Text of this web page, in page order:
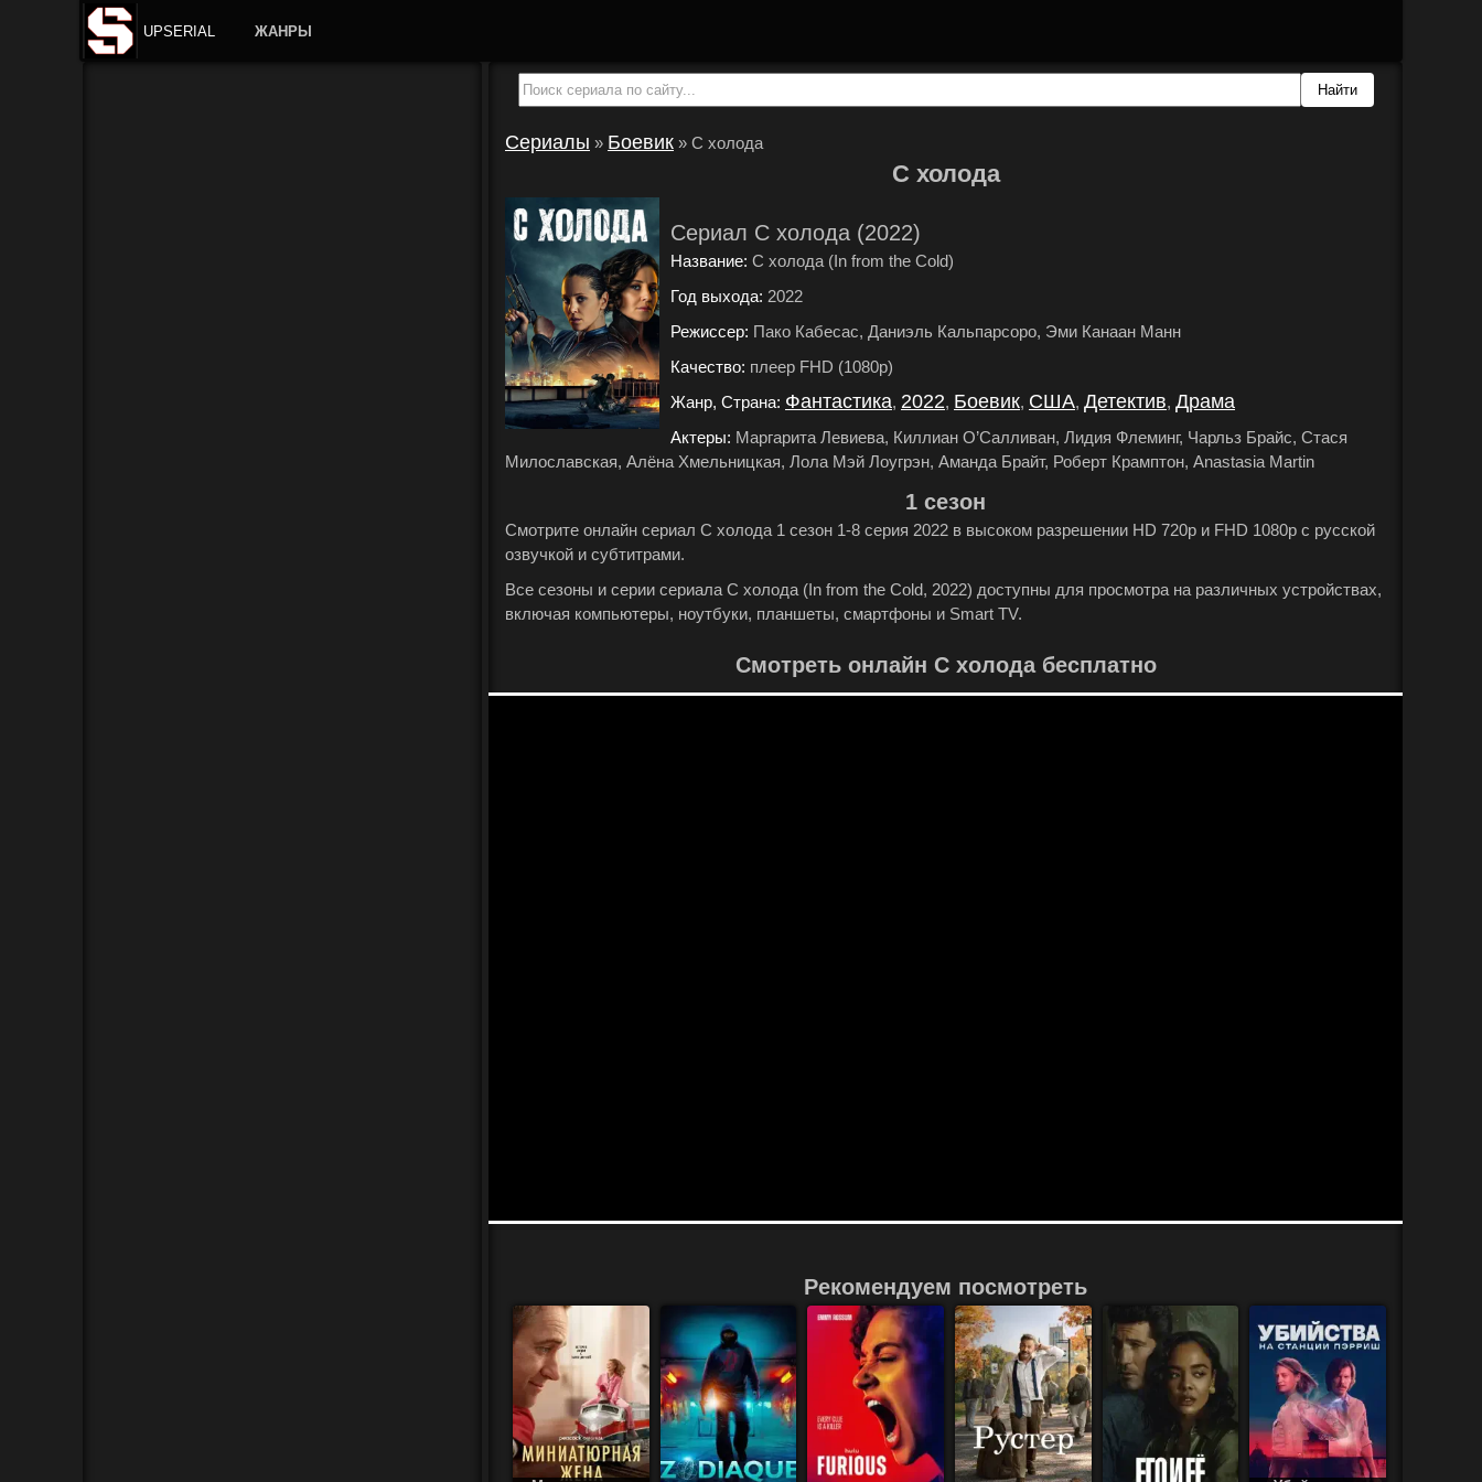
UPSERIAL ЖАНРЫ
Сериалы » Боевик » С холода
С холода
Сериал С холода (2022)
Название: С холода (In from the Cold)
Год выхода: 2022
Режиссер: Пако Кабесас, Даниэль Кальпарсоро, Эми Канаан Манн
Качество: плеер FHD (1080p)
Жанр, Страна: Фантастика, 2022, Боевик, США, Детектив, Драма
Актеры: Маргарита Левиева, Киллиан О’Салливан, Лидия Флеминг, Чарльз Брайс, Стася
Милославская, Алёна Хмельницкая, Лола Мэй Лоугрэн, Аманда Брайт, Роберт Крамптон, Anastasia Martin
1 сезон
Смотрите онлайн сериал С холода 1 сезон 1-8 серия 2022 в высоком разрешении HD 720p и FHD 1080p с русской
озвучкой и субтитрами.
Все сезоны и серии сериала С холода (In from the Cold, 2022) доступны для просмотра на различных устройствах,
включая компьютеры, ноутбуки, планшеты, смартфоны и Smart TV.
Смотреть онлайн С холода бесплатно
Рекомендуем посмотреть